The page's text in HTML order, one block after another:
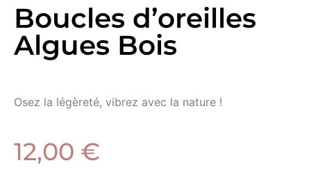
Boucles d’oreilles
Algues Bois
Osez la légèreté, vibrez avec la nature !
12,00 €